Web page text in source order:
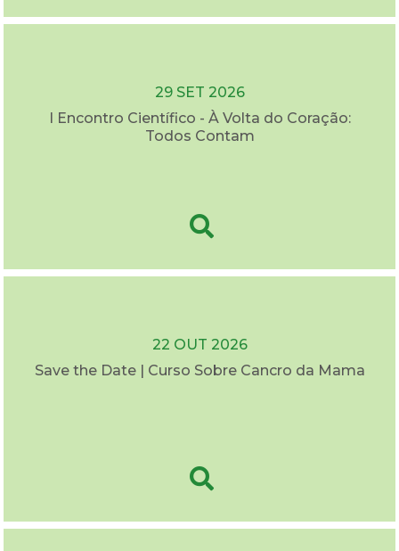
29 SET 2026
I Encontro Científico - À Volta do Coração:
Todos Contam
22 OUT 2026
Save the Date | Curso Sobre Cancro da Mama